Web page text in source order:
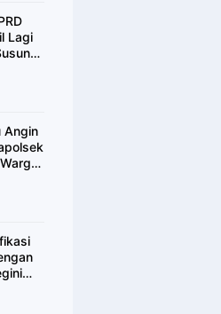
Lagi
Angin